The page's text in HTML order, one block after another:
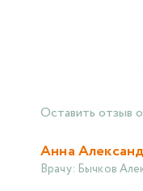
Оставить отзыв
Анна
Врачу: Бычков